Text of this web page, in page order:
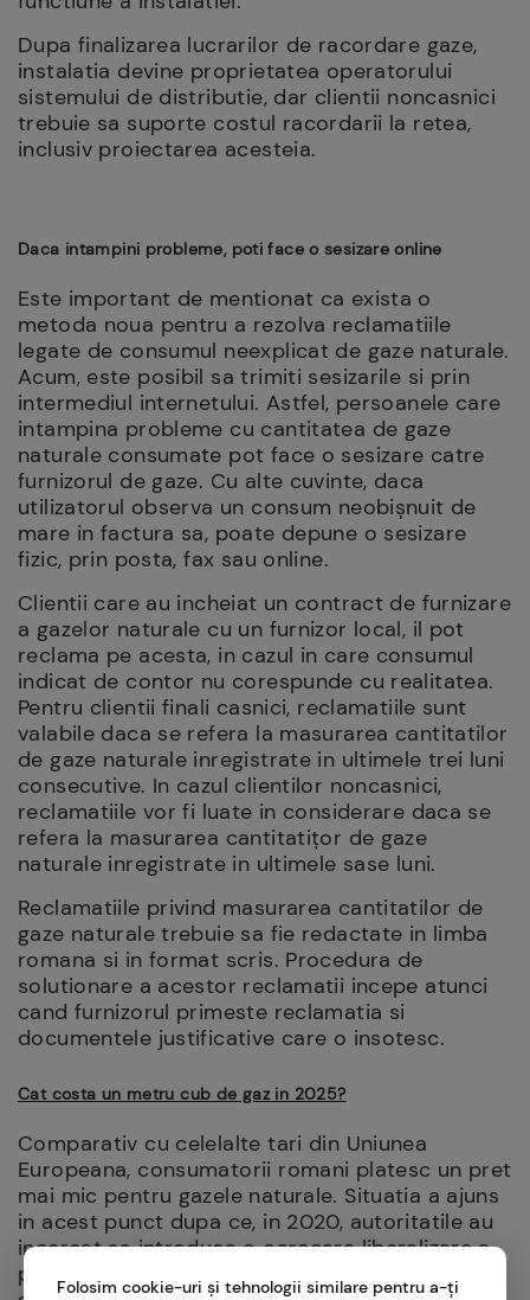
Dupa finalizarea lucrarilor de racordare gaze,
instalatia devine proprietatea operatorului
sistemului de distributie, dar clientii noncasnici
trebuie sa suporte costul racordarii la retea,
inclusiv proiectarea acesteia.
Daca intampini probleme, poti face o sesizare online
Este important de mentionat ca exista o
metoda noua pentru a rezolva reclamatiile
legate de consumul neexplicat de gaze naturale.
Acum, este posibil sa trimiti sesizarile si prin
intermediul internetului. Astfel, persoanele care
intampina probleme cu cantitatea de gaze
naturale consumate pot face o sesizare catre
furnizorul de gaze. Cu alte cuvinte, daca
utilizatorul observa un consum neobișnuit de
mare in factura sa, poate depune o sesizare
fizic, prin posta, fax sau online.
Clientii care au incheiat un contract de furnizare
a gazelor naturale cu un furnizor local, il pot
reclama pe acesta, in cazul in care consumul
indicat de contor nu corespunde cu realitatea.
Pentru clientii finali casnici, reclamatiile sunt
valabile daca se refera la masurarea cantitatilor
de gaze naturale inregistrate in ultimele trei luni
consecutive. In cazul clientilor noncasnici,
reclamatiile vor fi luate in considerare daca se
refera la masurarea cantitatițor de gaze
naturale inregistrate in ultimele sase luni.
Reclamatiile privind masurarea cantitatilor de
gaze naturale trebuie sa fie redactate in limba
romana si in format scris. Procedura de
solutionare a acestor reclamatii incepe atunci
cand furnizorul primeste reclamatia si
documentele justificative care o insotesc.
Cat costa un metru cub de gaz in 2025?
Comparativ cu celelalte tari din Uniunea
Europeana, consumatorii romani platesc un pret
mai mic pentru gazele naturale. Situatia a ajuns
in acest punct dupa ce, in 2020, autoritatile au
incercat sa introduca o oarecare liberalizare a
pietei, ceea ce a dus ulterior la o crestere
Folosim cookie-uri și tehnologii similare pentru a-ți